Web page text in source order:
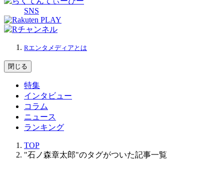
SNS
Rエンタメディアとは
閉じる
特集
インタビュー
コラム
ニュース
ランキング
TOP
"石ノ森章太郎"のタグがついた記事一覧